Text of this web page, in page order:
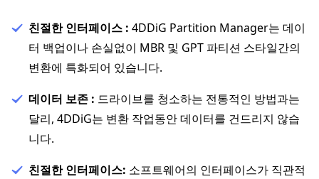
친절한 인터페이스 : 4DDiG Partition Manager는 데이
터 백업이나 손실없이 MBR 및 GPT 파티션 스타일간의
변환에 특화되어 있습니다.
데이터 보존 : 드라이브를 청소하는 전통적인 방법과는
달리, 4DDiG는 변환 작업동안 데이터를 건드리지 않습
니다.
친절한 인터페이스: 소프트웨어의 인터페이스가 직관적